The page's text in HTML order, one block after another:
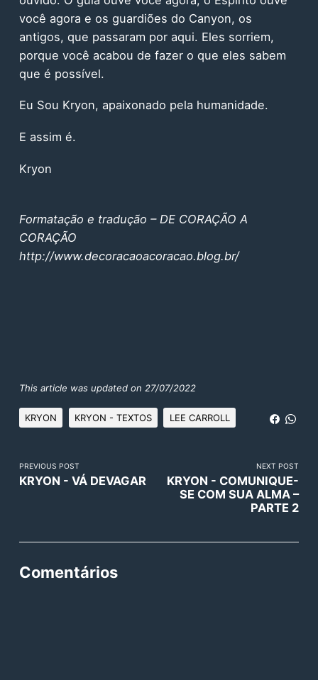
você agora e os guardiões do Canyon, os
antigos, que passaram por aqui. Eles sorriem,
porque você acabou de fazer o que eles sabem
que é possível.
Eu Sou Kryon, apaixonado pela humanidade.
E assim é.
Kryon
Formatação e tradução – DE CORAÇÃO A
CORAÇÃO
http://www.decoracaoacoracao.blog.br/
This article was updated on 27/07/2022
KRYON KRYON - TEXTOS LEE CARROLL
PREVIOUS POST
KRYON - VÁ DEVAGAR
NEXT POST
KRYON - COMUNIQUE-
SE COM SUA ALMA –
PARTE 2
Comentários